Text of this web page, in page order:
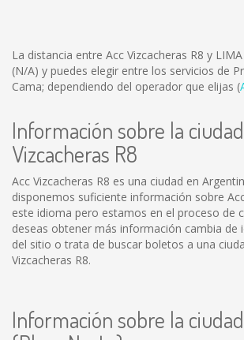
La distancia entre Acc Vizcacheras R8 y
(N/A) y puedes elegir entre los servicios de
Cama; dependiendo del operador que elijas (
Información sobre la
Vizcacheras R8
Acc Vizcacheras R8 es una ciudad en
disponemos suficiente información sobre
este idioma pero estamos en el proceso de
deseas obtener más información cambia de
del sitio o trata de buscar boletos a una
Vizcacheras R8.
Información sobre la